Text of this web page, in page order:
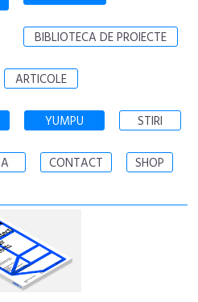
BIBLIOTECA DE PROIECTE
ARTICOLE
YUMPU STIRI
CONTACT SHOP